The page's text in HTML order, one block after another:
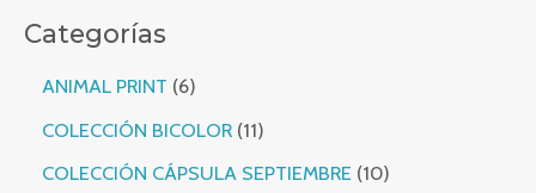
Categorías
ANIMAL PRINT 66 productos
COLECCIÓN BICOLOR 1111 productos
COLECCIÓN CÁPSULA SEPTIEMBRE 1010 productos